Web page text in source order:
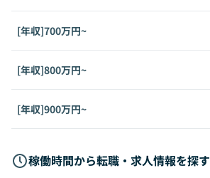
[年収]700万円~
[年収]800万円~
[年収]900万円~
稼働時間から転職・求人情報を探す